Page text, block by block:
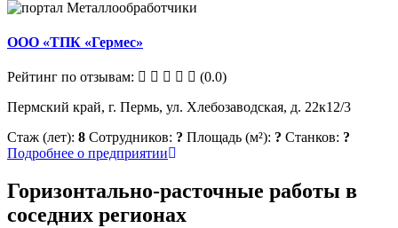
ООО «ТПК «Гермес»
Рейтинг по отзывам:
(0.0)
Пермский край, г. Пермь, ул. Хлебозаводская, д. 22к12/3
Стаж (лет): 8 Сотрудников: ? Площадь (м²): ? Станков: ?
Подробнее о предприятии
Горизонтально-расточные работы в
соседних регионах